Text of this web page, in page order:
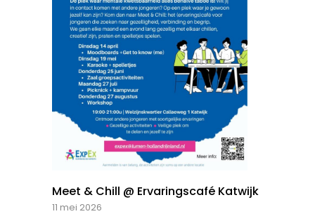
Meet & Chill @ Ervaringscafé Katwijk
11 mei 2026